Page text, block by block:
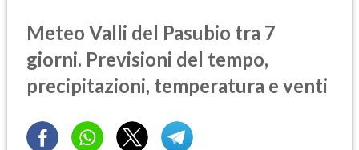
Meteo Valli del Pasubio tra 7
giorni. Previsioni del tempo,
precipitazioni, temperatura e venti